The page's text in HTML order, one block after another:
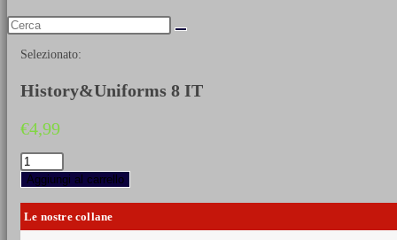
Selezionato:
History&Uniforms 8 IT
€4,99
History&Uniforms
8
IT
quantità
Aggiungi al carrello
Le nostre collane